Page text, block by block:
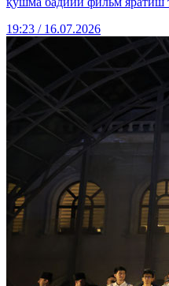
19:23 / 16.07.2026